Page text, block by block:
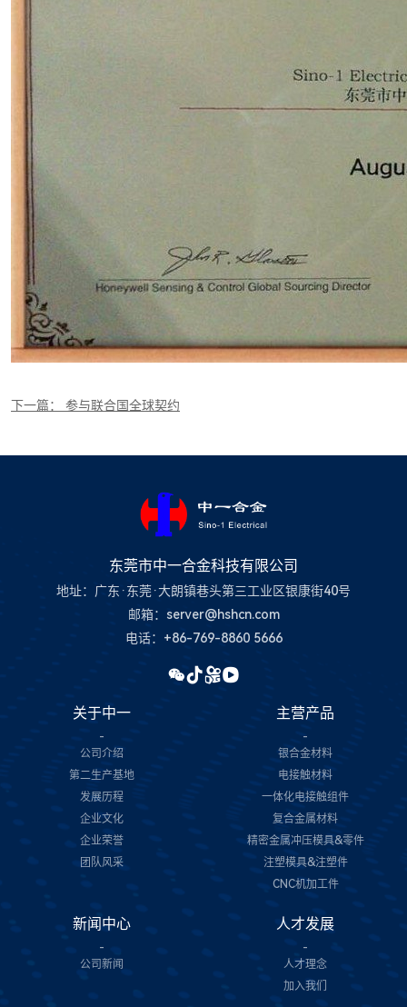
下一篇： 参与联合国全球契约
东莞市中一合金科技有限公司
地址：广东·东莞·大朗镇巷头第三工业区银康街40号
邮箱：server@hshcn.com
电话：+86-769-8860 5666
关于中一
-
公司介绍
第二生产基地
发展历程
企业文化
企业荣誉
团队风采
主营产品
-
银合金材料
电接触材料
一体化电接触组件
复合金属材料
精密金属冲压模具&零件
注塑模具&注塑件
CNC机加工件
新闻中心
-
公司新闻
人才发展
-
人才理念
加入我们